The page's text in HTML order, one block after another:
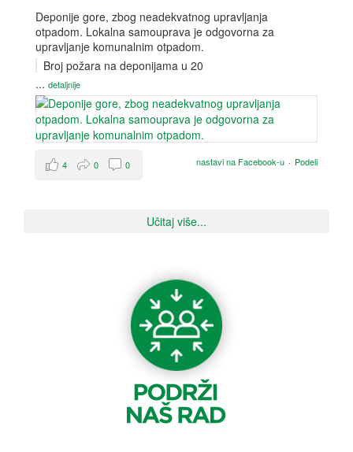
Deponije gore, zbog neadekvatnog upravljanja
otpadom. Lokalna samouprava je odgovorna za
upravljanje komunalnim otpadom.
Broj požara na deponijama u 20
... detaljnije
nastavi na Facebook-u · Podeli
4 0 0
Učitaj više...